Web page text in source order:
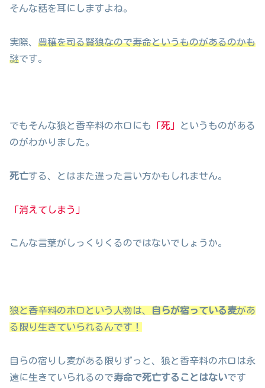
そんな話を耳にしますよね。
実際、 豊穣を司る賢狼なので寿命というものがあるのかも
謎です。
でもそんな狼と香辛料のホロにも 「死」
というものがある
のがわかりました。
死亡する、とはまた違った言い方かもしれません。
「消えてしまう」
こんな言葉がしっくりくるのではないでしょうか。
狼と香辛料のホロという人物は、 自らが宿っている麦があ
る限り生きていられるんです！
自らの宿りし麦がある限りずっと、狼と香辛料のホロは永
遠に生きていられるので寿命で死亡することはないです